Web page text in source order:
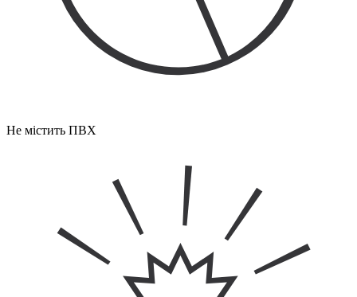
Не містить ПВХ